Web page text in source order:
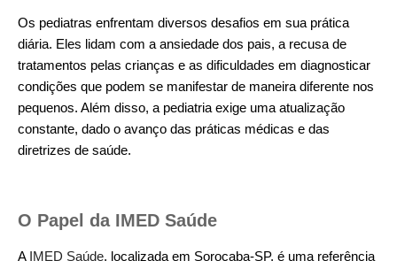
Os pediatras enfrentam diversos desafios em sua prática
diária. Eles lidam com a ansiedade dos pais, a recusa de
tratamentos pelas crianças e as dificuldades em diagnosticar
condições que podem se manifestar de maneira diferente nos
pequenos. Além disso, a pediatria exige uma atualização
constante, dado o avanço das práticas médicas e das
diretrizes de saúde.
O Papel da IMED Saúde
AIMED Saúde, localizada em Sorocaba-SP, é uma referência